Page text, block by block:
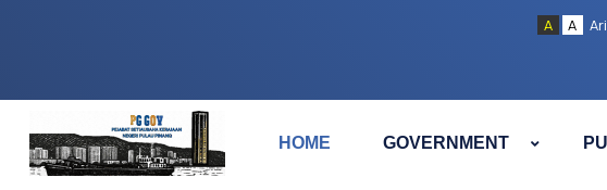
A A
HOME GOVERNMENT